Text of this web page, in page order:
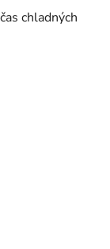
chladných